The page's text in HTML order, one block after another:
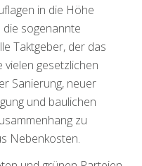
in die Höhe
sogenannte
Taktgeber, der das
gesetzlichen
Sanierung, neuer
und baulichen
zu
Nebenkosten.